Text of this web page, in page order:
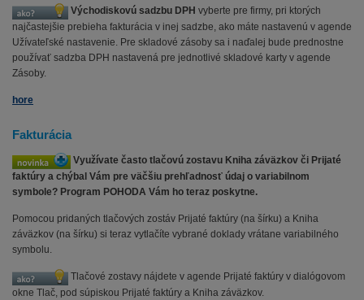
Východiskovú sadzbu DPH vyberte pre firmy, pri ktorých
najčastejšie prebieha fakturácia v inej sadzbe, ako máte nastavenú v agende
Užívateľské nastavenie. Pre skladové zásoby sa i naďalej bude prednostne
používať sadzba DPH nastavená pre jednotlivé skladové karty v agende
Zásoby.
hore
Fakturácia
Využívate často tlačovú zostavu Kniha záväzkov či Prijaté
faktúry a chýbal Vám pre väčšiu prehľadnosť údaj o variabilnom
symbole? Program POHODA Vám ho teraz poskytne.
Pomocou pridaných tlačových zostáv Prijaté faktúry (na šírku) a Kniha
záväzkov (na šírku) si teraz vytlačíte vybrané doklady vrátane variabilného
symbolu.
Tlačové zostavy nájdete v agende Prijaté faktúry v dialógovom
okne Tlač, pod súpiskou Prijaté faktúry a Kniha záväzkov.